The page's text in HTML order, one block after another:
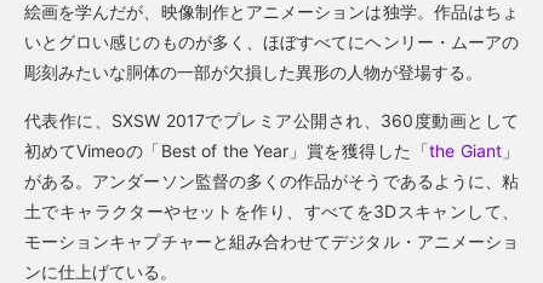
絵画を学んだが、映像制作とアニメーションは独学。作品はちょ
いとグロい感じのものが多く、ほぼすべてにヘンリー・ムーアの
彫刻みたいな胴体の一部が欠損した異形の人物が登場する。
代表作に、SXSW 2017でプレミア公開され、360度動画として
初めてVimeoの「Best of the Year」賞を獲得した「the Giant」
がある。アンダーソン監督の多くの作品がそうであるように、粘
土でキャラクターやセットを作り、すべてを3Dスキャンして、
モーションキャプチャーと組み合わせてデジタル・アニメーショ
ンに仕上げている。